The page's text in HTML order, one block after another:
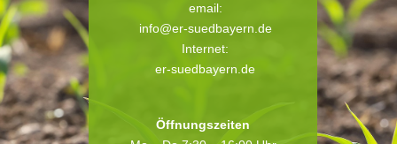
email:
info@er-suedbayern.de
Internet:
er-suedbayern.de
Öffnungszeiten